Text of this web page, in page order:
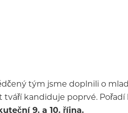
tým jsme doplnili o
kandiduje poprvé.
9. a 10. října.